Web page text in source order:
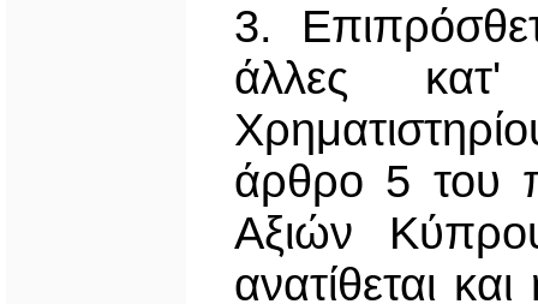
3.
άλλες κατ'
άρθρο 5 του
Αξιών
ανατίθεται